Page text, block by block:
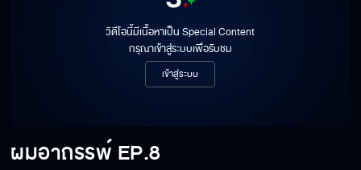
วิดีโอนี้มีเนื้อหาเป็น Special Content
กรุณาเข้าสู่ระบบเพื่อรับชม
เข้าสู่ระบบ
ผมอาถรรพ์ EP.8